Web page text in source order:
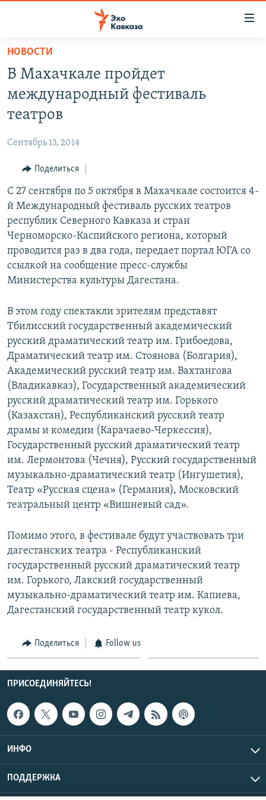
Вернуться
основному
содержанию
главной
навигации
Вернутся
поиску
СУХУМИ
ВЕСЬ КАВКАЗ
СЕВЕРНЫЙ КАВКАЗ
АРМЕНИЯ
АЗЕРБАЙДЖАН
ТЕМЫ
ПОЛИТИКА
ЭКОНОМИКА
ОБЩЕСТВО
КУЛЬТУРА
СПОРТ
РУБРИКИ
НЕКРУГЛЫЙ СТОЛ
ГОСТЬ НЕДЕЛИ
ПОЗИЦИЯ
БЛОГИ
ЧИТАЕМ ПРЕССУ
МУЛЬТИМЕДИА
ВИДЕО
ФОТО
АУДИО
ПОДКАСТЫ
АРХИВ РАДИОПРОГРАММЫ
ПРИСОЕДИНЯЙТЕСЬ!
Все сайты РСЕ/РС
НОВОСТИ
В Махачкале пройдет
международный фестиваль
театров
Сентябрь 13, 2014
Поделиться
С 27 сентября по 5 октября в Махачкале состоится 4-
й Международный фестиваль русских театров
республик Северного Кавказа и стран
Черноморско-Каспийского региона, который
проводится раз в два года, передает портал ЮГА со
ссылкой на сообщение пресс-службы
Министерства культуры Дагестана.
В этом году спектакли зрителям представят
Тбилисский государственный академический
русский драматический театр им. Грибоедова,
Драматический театр им. Стоянова (Болгария),
Академический русский театр им. Вахтангова
(Владикавказ), Государственный академический
русский драматический театр им. Горького
(Казахстан), Республиканский русский театр
драмы и комедии (Карачаево-Черкессия),
Государственный русский драматический театр
им. Лермонтова (Чечня), Русский государственный
музыкально-драматический театр (Ингушетия),
Театр «Русская сцена» (Германия), Московский
театральный центр «Вишневый сад».
Помимо этого, в фестивале будут участвовать три
дагестанских театра - Республиканский
государственный русский драматический театр
им. Горького, Лакский государственный
музыкально-драматический театр им. Капиева,
Дагестанский государственный театр кукол.
Поделиться Follow us
ПРИСОЕДИНЯЙТЕСЬ!
ИНФО
ПОДДЕРЖКА